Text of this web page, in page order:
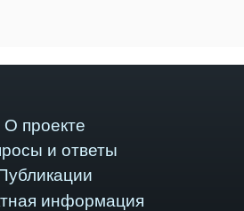
О проекте
и ответы
информация